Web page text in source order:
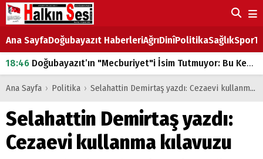
Ana SayfaDoğubayazıt HaberleriAğrıDinîPolitikaSağlıkSpor
18:46 Doğubayazıt’ın "Mecburiyet"i İsim Tutmuyor: Bu Kez de Mem u Zîn Oldu!
07:53Doğubayazıt’ta Ekmek Fiyatlarına Zam
Doğubayazıt'ta çocukların sırtındaki ağır yük
07:00 DEVLET ve HÜKÜMET
18:29ÇARŞI CADDESİ YAZ BOZ TAHTASI
Ana Sayfa › Politika › Selahattin Demirtaş yazdı: Cezaevi kullanma kılavuzu
Selahattin Demirtaş yazdı:
Cezaevi kullanma kılavuzu